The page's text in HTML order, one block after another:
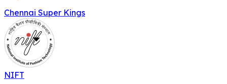
Chennai Super Kings
NIFT